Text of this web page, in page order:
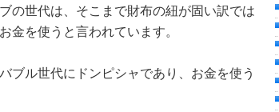
の世代は、そこまで財布の紐が固い訳では
金を使うと言われています。
ブル世代にドンピシャであり、お金を使う